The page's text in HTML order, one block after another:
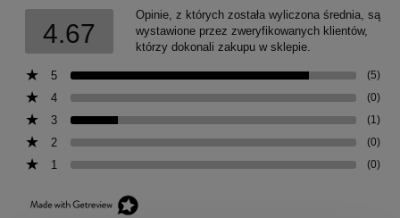
4.67
Opinie, z których została wyliczona średnia, są
wystawione przez zweryfikowanych klientów,
którzy dokonali zakupu w sklepie.
5 (5)
4 (0)
3 (1)
2 (0)
1 (0)